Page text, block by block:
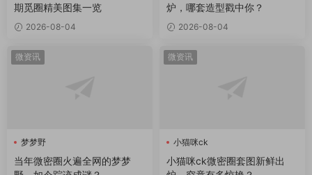
期觅圈精美图集一览
2026-08-04
炉，哪套造型戳中你？
2026-08-04
微资讯
梦梦野
当年微密圈火遍全网的梦梦
微资讯
小猫咪ck
小猫咪ck微密圈套图新鲜出